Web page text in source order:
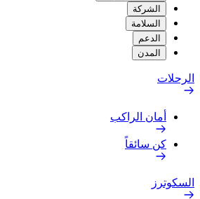
الشركة
السلامة
الدعم
المدن
الرحلات
أمان الراكب
كن سائقاً
السكوترز